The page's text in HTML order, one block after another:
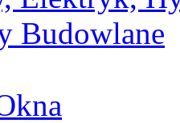
Budowlane